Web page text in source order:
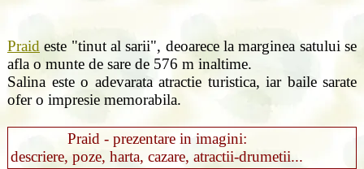
Praid este "tinut al sarii", deoarece la marginea satului se
afla o munte de sare de 576 m inaltime.
Salina este o adevarata atractie turistica, iar baile sarate
ofer o impresie memorabila.
Praid - prezentare in imagini:
descriere, poze, harta, cazare, atractii-drumetii...